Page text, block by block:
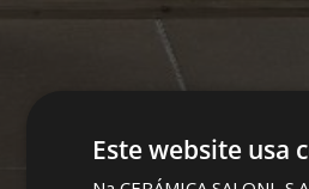
Este website usa